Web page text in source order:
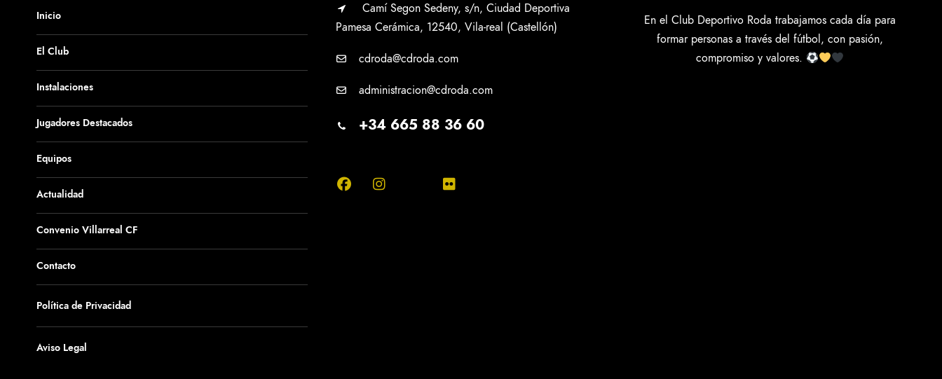
Inicio
El Club
Instalaciones
Jugadores Destacados
Equipos
Actualidad
Convenio Villarreal CF
Contacto
Política de Privacidad
Aviso Legal
Camí Segon Sedeny, s/n, Ciudad Deportiva
Pamesa Cerámica, 12540, Vila-real (Castellón)
cdroda@cdroda.com
administracion@cdroda.com
+34 665 88 36 60
En el Club Deportivo Roda trabajamos cada día para
formar personas a través del fútbol, con pasión,
compromiso y valores.